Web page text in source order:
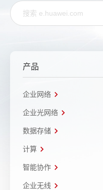
产品
企业网络
企业光网络
数据存储
计算
智能协作
企业无线